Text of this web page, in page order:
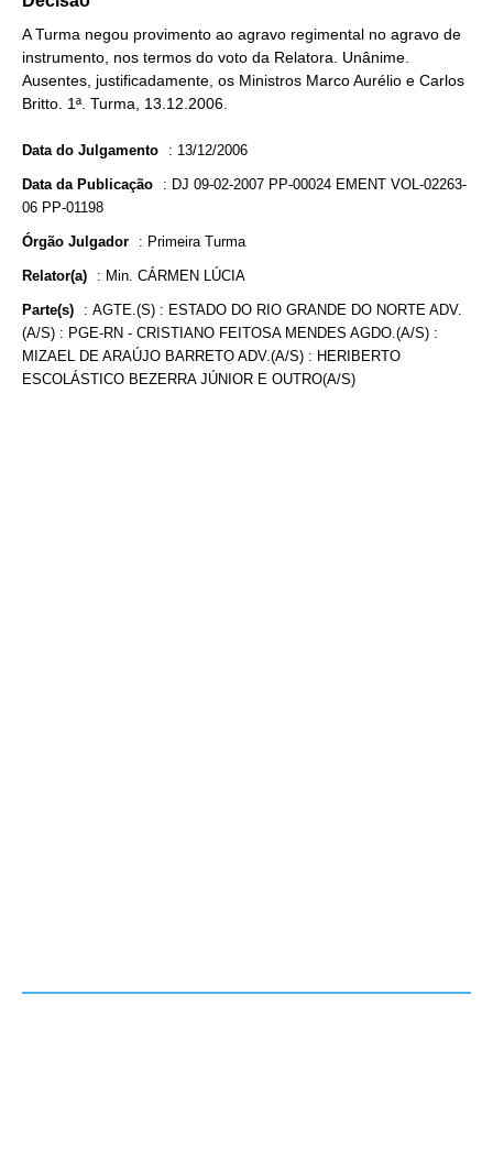
A Turma negou provimento ao agravo regimental no agravo de
instrumento, nos termos do voto da Relatora. Unânime.
Ausentes, justificadamente, os Ministros Marco Aurélio e Carlos
Britto. 1ª. Turma, 13.12.2006.
Data do Julgamento : 13/12/2006
Data da Publicação : DJ 09-02-2007 PP-00024 EMENT VOL-02263-
06 PP-01198
Órgão Julgador : Primeira Turma
Relator(a) : Min. CÁRMEN LÚCIA
Parte(s) : AGTE.(S) : ESTADO DO RIO GRANDE DO NORTE ADV.
(A/S) : PGE-RN - CRISTIANO FEITOSA MENDES AGDO.(A/S) :
MIZAEL DE ARAÚJO BARRETO ADV.(A/S) : HERIBERTO
ESCOLÁSTICO BEZERRA JÚNIOR E OUTRO(A/S)